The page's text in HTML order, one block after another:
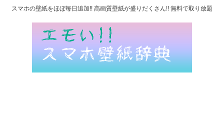
スマホの壁紙をほぼ毎日追加!! 高画質壁紙が盛りだくさん!! 無料で取り放題